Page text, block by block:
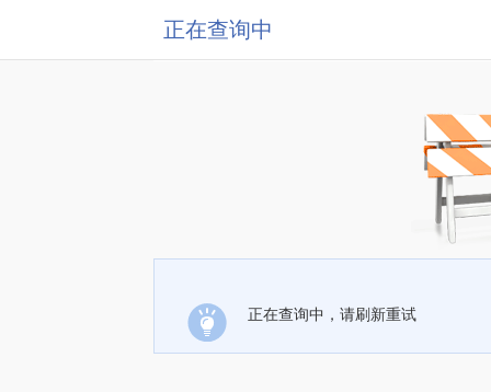
正在查询中
正在查询中，请刷新重试